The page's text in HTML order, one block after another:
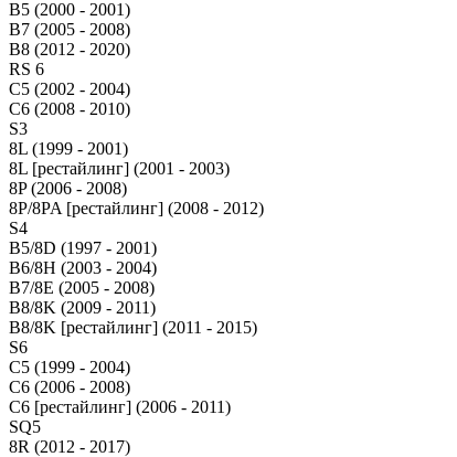
B5 (2000 - 2001)
B7 (2005 - 2008)
B8 (2012 - 2020)
RS 6
C5 (2002 - 2004)
C6 (2008 - 2010)
S3
8L (1999 - 2001)
8L [рестайлинг] (2001 - 2003)
8P (2006 - 2008)
8P/8PA [рестайлинг] (2008 - 2012)
S4
B5/8D (1997 - 2001)
B6/8H (2003 - 2004)
B7/8E (2005 - 2008)
B8/8K (2009 - 2011)
B8/8K [рестайлинг] (2011 - 2015)
S6
C5 (1999 - 2004)
C6 (2006 - 2008)
C6 [рестайлинг] (2006 - 2011)
SQ5
8R (2012 - 2017)